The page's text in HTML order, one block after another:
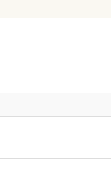
beschikbaar. De
Hierdoor is de spijs
nog voldoende ook na